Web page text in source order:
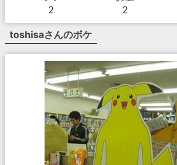
2
2
toshisaさんのボケ